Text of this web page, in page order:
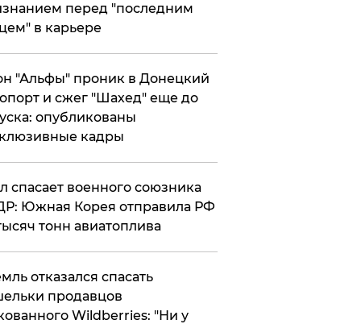
перед "последним
в карьере
"Альфы" проник в Донецкий
и сжег "Шахед" еще до
опубликованы
кадры
спасает военного союзника
Южная Корея отправила РФ
тонн авиатоплива
отказался спасать
продавцов
Wildberries: "Ни у